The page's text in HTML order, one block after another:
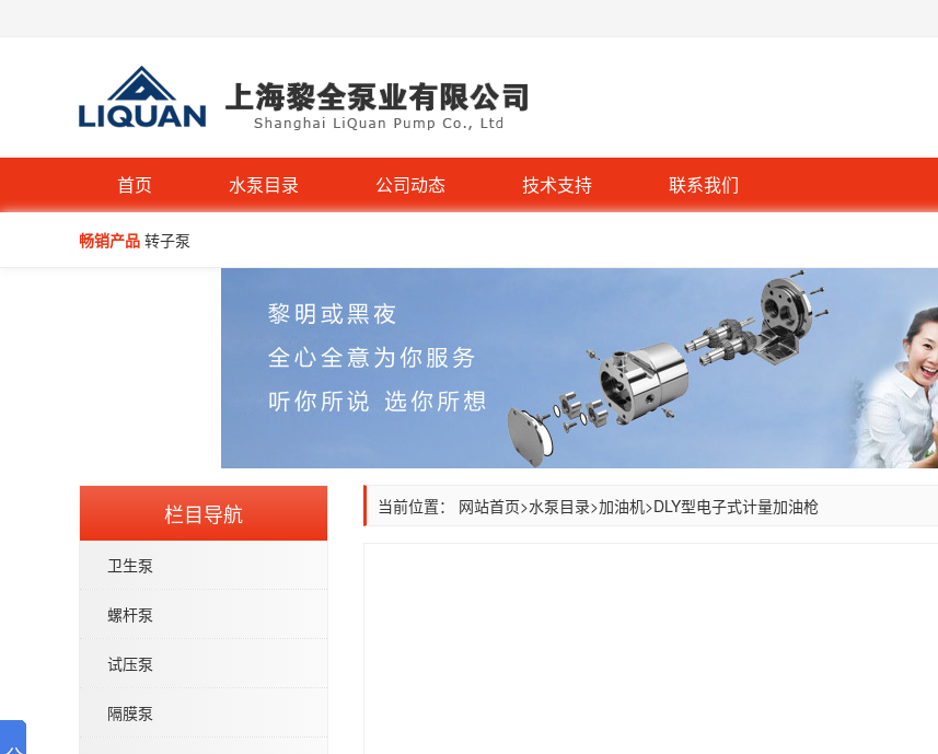
首页 水泵目录 公司动态 技术支持 联系我们
畅销产品 转子泵
栏目导航
卫生泵
螺杆泵
试压泵
隔膜泵
当前位置： 网站首页>水泵目录>加油机>DLY型电子式计量加油枪